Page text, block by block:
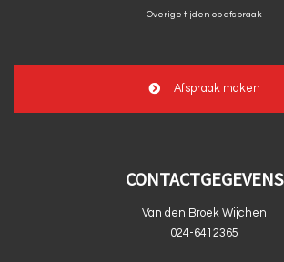
Overige tijden op afspraak
Afspraak maken
CONTACTGEGEVENS
Van den Broek Wijchen
024-6412365